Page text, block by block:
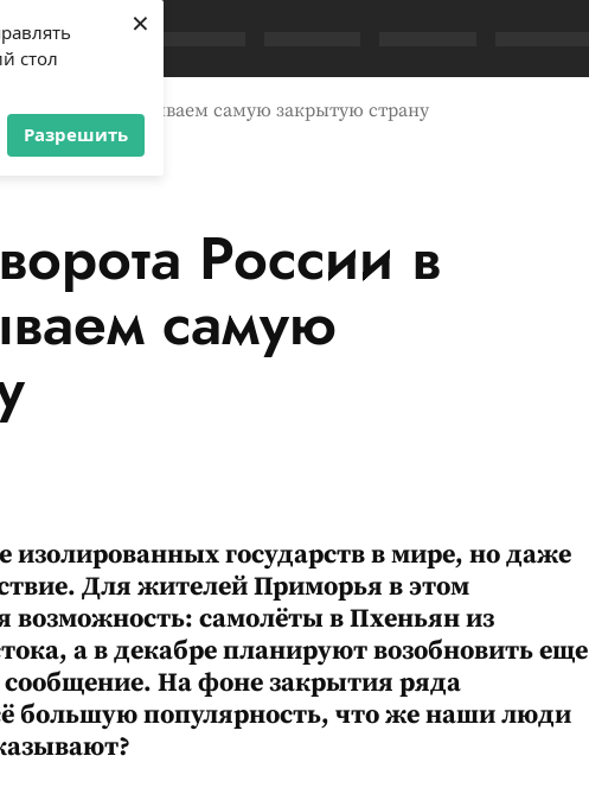
стол
Разрешить
×
в Пхеньян. Открываем самую закрытую страну
России в
самую
изолированных государств в мире, но даже
Для жителей Приморья в этом
возможность: самолёты в Пхеньян из
а в декабре планируют возобновить еще
На фоне закрытия ряда
большую популярность, что же наши люди